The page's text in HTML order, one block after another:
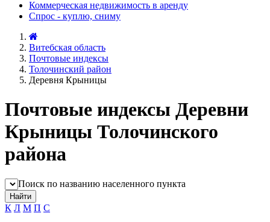
Коммерческая недвижимость в аренду
Спрос - куплю, сниму
Витебская область
Почтовые индексы
Толочинский район
Деревня Крыницы
Почтовые индексы Деревни
Крыницы Толочинского
района
Поиск по названию населенного пункта
К Л М П С